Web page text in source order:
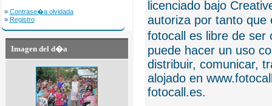
» Contrase�a olvidada
» Registro
Imagen del d�a
licenciado bajo
autoriza por tanto que
fotocall es libre de
puede hacer un uso
distribuir, comunicar,
alojado en
fotocall.es.